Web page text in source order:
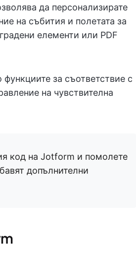
да персонализирате
на събития и полетата за
елементи или PDF
за съответствие с
на чувствителна
код на Jotform и помолете
допълнителни